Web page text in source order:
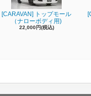
[CARAVAN] トップモール
（ナローボディ用)
22,000円(税込)